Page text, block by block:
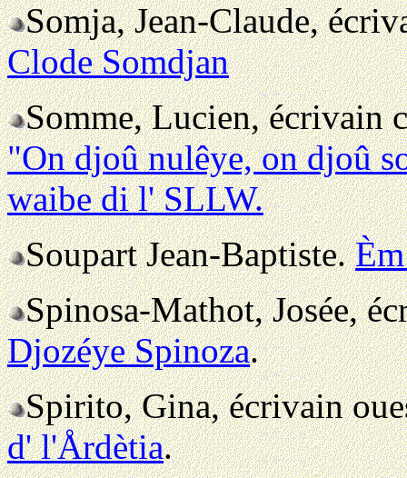
Somja, Jean-Claude,
Clode Somdjan
Somme, Lucien, écrivain
"On djoû nulêye, on djoû
waibe di l' SLLW.
Soupart Jean-Baptiste.
Spinosa-Mathot, Josée,
Djozéye Spinoza.
Spirito, Gina, écrivain
d' l'Årdètia.